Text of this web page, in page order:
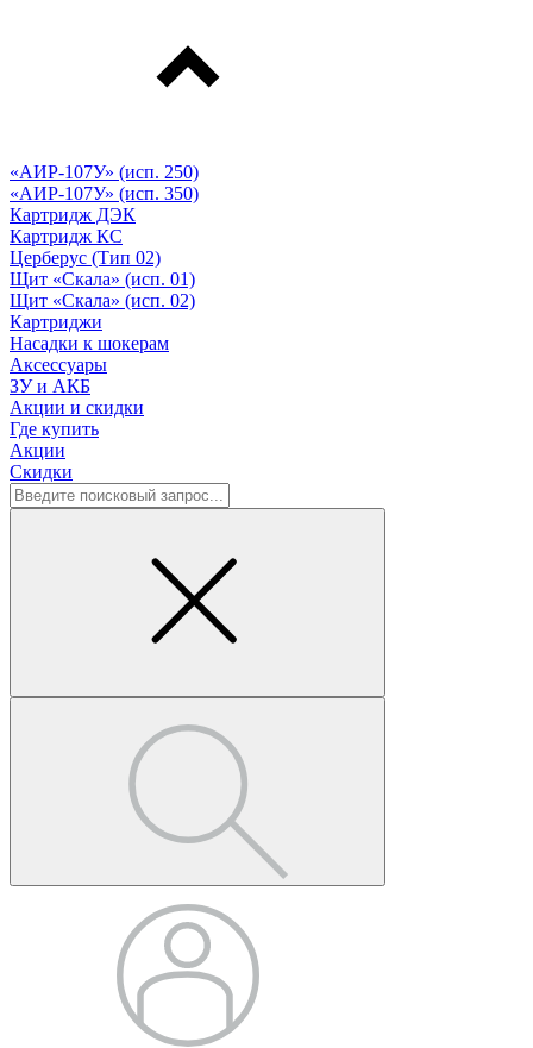
«АИР-107У» (исп. 250)
«АИР-107У» (исп. 350)
Картридж ДЭК
Картридж КС
Церберус (Тип 02)
Щит «Скала» (исп. 01)
Щит «Скала» (исп. 02)
Картриджи
Насадки к шокерам
Аксессуары
ЗУ и АКБ
Акции и скидки
Где купить
Акции
Скидки